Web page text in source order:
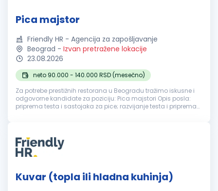
Pica majstor
Friendly HR - Agencija za zapošljavanje
Beograd - Izvan pretražene lokacije
23.08.2026
neto 90.000 - 140.000 RSD (mesečno)
Za potrebe prestižnih restorana u Beogradu tražimo iskusne i
odgovorne kandidate za poziciju: Pica majstori Opis posla:
priprema testa i sastojaka za pice; razvijanje testa i priprema
Kuvar (topla ili hladna kuhinja)